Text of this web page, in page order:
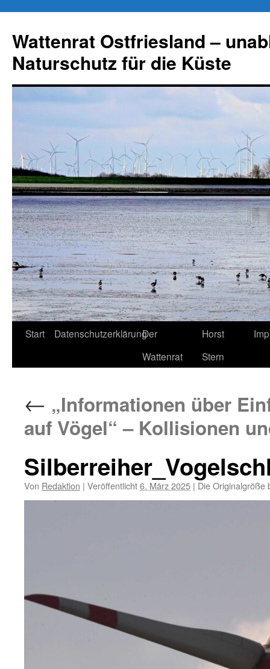
springen
Wattenrat Ostfriesland –
Naturschutz für die Küste
Start DatenschutzerklärungDer
Wattenrat
Horst
Stern
← „Informationen über
auf Vögel“ – Kollisionen
Von Redaktion | Veröffentlicht6. März 2025 | Die Originalgröße